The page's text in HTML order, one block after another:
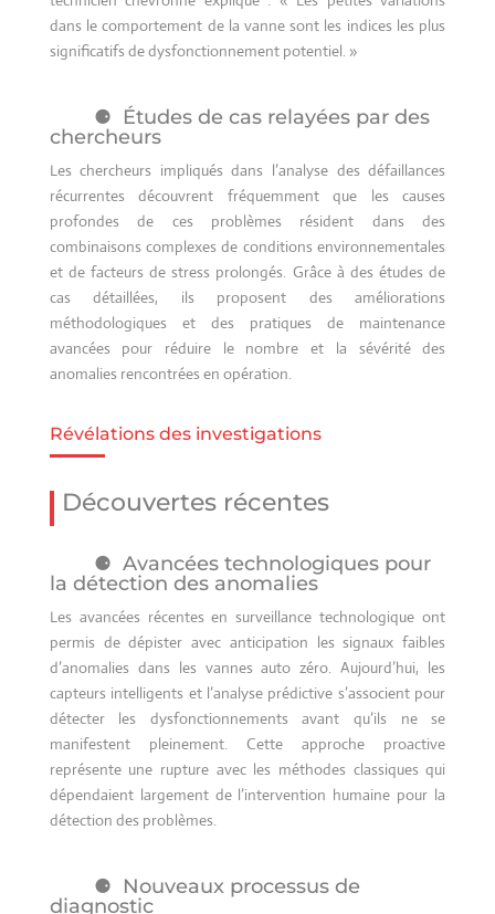
dans le comportement de la vanne sont les indices les plus
significatifs de dysfonctionnement potentiel. »
Études de cas relayées par des
chercheurs
Les chercheurs impliqués dans l’analyse des défaillances
récurrentes découvrent fréquemment que les causes
profondes de ces problèmes résident dans des
combinaisons complexes de conditions environnementales
et de facteurs de stress prolongés. Grâce à des études de
cas détaillées, ils proposent des améliorations
méthodologiques et des pratiques de maintenance
avancées pour réduire le nombre et la sévérité des
anomalies rencontrées en opération.
Révélations des investigations
Découvertes récentes
Avancées technologiques pour
la détection des anomalies
Les avancées récentes en surveillance technologique ont
permis de dépister avec anticipation les signaux faibles
d’anomalies dans les vannes auto zéro. Aujourd’hui, les
capteurs intelligents et l’analyse prédictive s’associent pour
détecter les dysfonctionnements avant qu’ils ne se
manifestent pleinement. Cette approche proactive
représente une rupture avec les méthodes classiques qui
dépendaient largement de l’intervention humaine pour la
détection des problèmes.
Nouveaux processus de
diagnostic